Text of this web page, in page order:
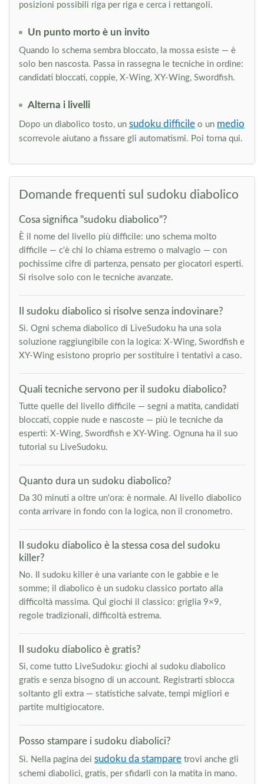
posizioni possibili riga per riga e cerca i rettangoli.
Un punto morto è un invito
Quando lo schema sembra bloccato, la mossa esiste — è
solo ben nascosta. Passa in rassegna le tecniche in ordine:
candidati bloccati, coppie, X-Wing, XY-Wing, Swordfish.
Alterna i livelli
Dopo un diabolico tosto, un sudoku difficile o un medio
scorrevole aiutano a fissare gli automatismi. Poi torna qui.
Domande frequenti sul sudoku diabolico
Cosa significa "sudoku diabolico"?
È il nome del livello più difficile: uno schema molto
difficile — c'è chi lo chiama estremo o malvagio — con
pochissime cifre di partenza, pensato per giocatori esperti.
Si risolve solo con le tecniche avanzate.
Il sudoku diabolico si risolve senza indovinare?
Sì. Ogni schema diabolico di LiveSudoku ha una sola
soluzione raggiungibile con la logica: X-Wing, Swordfish e
XY-Wing esistono proprio per sostituire i tentativi a caso.
Quali tecniche servono per il sudoku diabolico?
Tutte quelle del livello difficile — segni a matita, candidati
bloccati, coppie nude e nascoste — più le tecniche da
esperti: X-Wing, Swordfish e XY-Wing. Ognuna ha il suo
tutorial su LiveSudoku.
Quanto dura un sudoku diabolico?
Da 30 minuti a oltre un'ora: è normale. Al livello diabolico
conta arrivare in fondo con la logica, non il cronometro.
Il sudoku diabolico è la stessa cosa del sudoku
killer?
No. Il sudoku killer è una variante con le gabbie e le
somme; il diabolico è un sudoku classico portato alla
difficoltà massima. Qui giochi il classico: griglia 9×9,
regole tradizionali, difficoltà estrema.
Il sudoku diabolico è gratis?
Sì, come tutto LiveSudoku: giochi al sudoku diabolico
gratis e senza bisogno di un account. Registrarti sblocca
soltanto gli extra — statistiche salvate, tempi migliori e
partite multigiocatore.
Posso stampare i sudoku diabolici?
Sì. Nella pagina dei sudoku da stampare trovi anche gli
schemi diabolici, gratis, per sfidarli con la matita in mano.